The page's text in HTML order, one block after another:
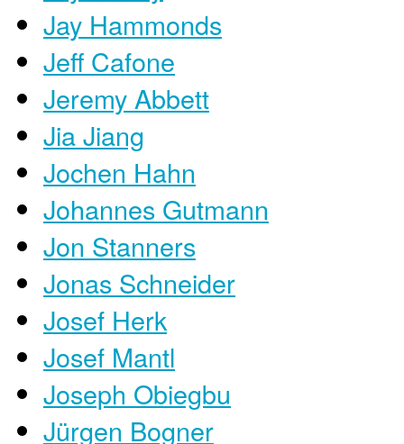
Jay Hammonds
Jeff Cafone
Jeremy Abbett
Jia Jiang
Jochen Hahn
Johannes Gutmann
Jon Stanners
Jonas Schneider
Josef Herk
Josef Mantl
Joseph Obiegbu
Jürgen Bogner